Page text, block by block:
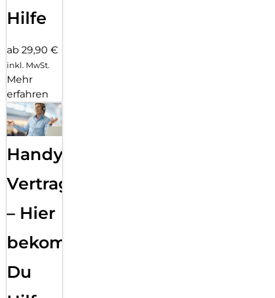
Hilfe
ab 29,90 €
inkl. MwSt.
Mehr
erfahren
Handy
Vertragsabwicklung
– Hier
bekommst
Du